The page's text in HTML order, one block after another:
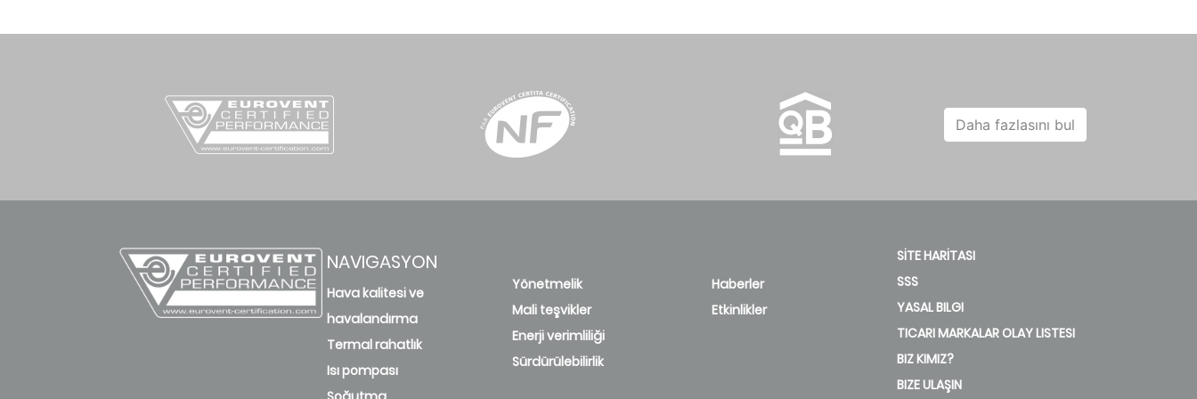
Daha fazlasını bul
NAVIGASYON
Hava kalitesi ve
havalandırma
Termal rahatlık
Isı pompası
Yönetmelik
Mali teşvikler
Enerji verimliliği
Sürdürülebilirlik
Haberler
Etkinlikler
SİTE HARİTASI
SSS
YASAL BILGI
TICARI MARKALAR OLAY LISTESI
BIZ KIMIZ?
BIZE ULAŞIN